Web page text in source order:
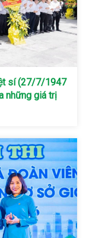
sí (27/7/1947
những giá trị